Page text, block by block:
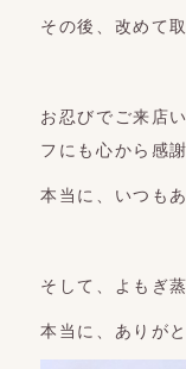
その後、改めて
お忍びでご来店
フにも心から感
本当に、いつも
そして、よもぎ
本当に、ありが